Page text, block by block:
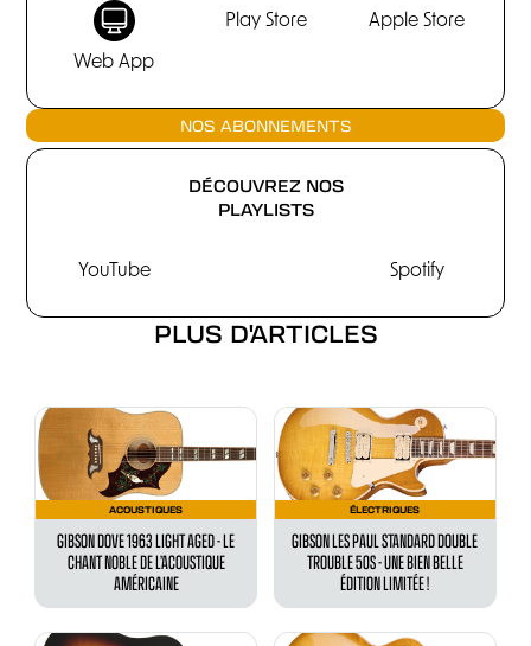
Web App
Play Store Apple Store
NOS ABONNEMENTS
DÉCOUVREZ NOS
PLAYLISTS
YouTube Spotify
PLUS D'ARTICLES
ACOUSTIQUES
GIBSON DOVE 1963 LIGHT AGED - LE
CHANT NOBLE DE L’ACOUSTIQUE
AMÉRICAINE
ÉLECTRIQUES
GIBSON LES PAUL STANDARD DOUBLE
TROUBLE 50S - UNE BIEN BELLE
ÉDITION LIMITÉE !